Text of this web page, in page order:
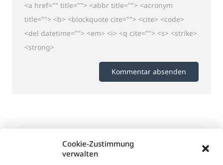
Cookie-Zustimmung
verwalten
<a href="" title=""> <abbr title=""> <acronym
title=""> <b> <blockquote cite=""> <cite> <code>
<del datetime=""> <em> <i> <q cite=""> <s> <strike>
<strong>